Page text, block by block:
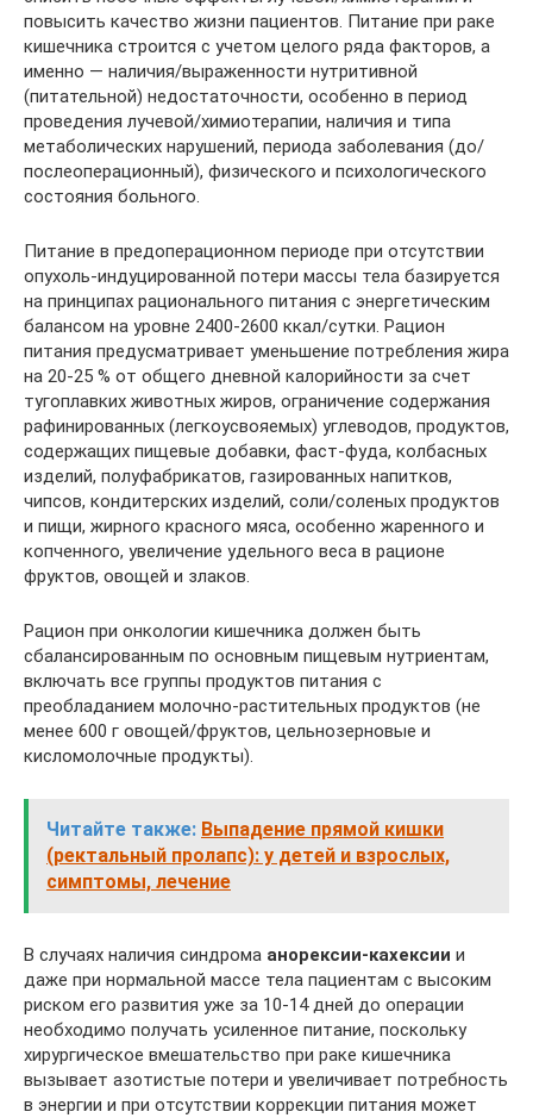
повысить качество жизни пациентов. Питание при раке
кишечника строится с учетом целого ряда факторов, а
именно — наличия/выраженности нутритивной
(питательной) недостаточности, особенно в период
проведения лучевой/химиотерапии, наличия и типа
метаболических нарушений, периода заболевания (до/
послеоперационный), физического и психологического
состояния больного.
Питание в предоперационном периоде при отсутствии
опухоль-индуцированной потери массы тела базируется
на принципах рационального питания с энергетическим
балансом на уровне 2400-2600 ккал/сутки. Рацион
питания предусматривает уменьшение потребления жира
на 20-25 % от общего дневной калорийности за счет
тугоплавких животных жиров, ограничение содержания
рафинированных (легкоусвояемых) углеводов, продуктов,
содержащих пищевые добавки, фаст-фуда, колбасных
изделий, полуфабрикатов, газированных напитков,
чипсов, кондитерских изделий, соли/соленых продуктов
и пищи, жирного красного мяса, особенно жаренного и
копченного, увеличение удельного веса в рационе
фруктов, овощей и злаков.
Рацион при онкологии кишечника должен быть
сбалансированным по основным пищевым нутриентам,
включать все группы продуктов питания с
преобладанием молочно-растительных продуктов (не
менее 600 г овощей/фруктов, цельнозерновые и
кисломолочные продукты).
Читайте также: Выпадение прямой кишки
(ректальный пролапс): у детей и взрослых,
симптомы, лечение
В случаях наличия синдрома анорексии-кахексии и
даже при нормальной массе тела пациентам с высоким
риском его развития уже за 10-14 дней до операции
необходимо получать усиленное питание, поскольку
хирургическое вмешательство при раке кишечника
вызывает азотистые потери и увеличивает потребность
в энергии и при отсутствии коррекции питания может